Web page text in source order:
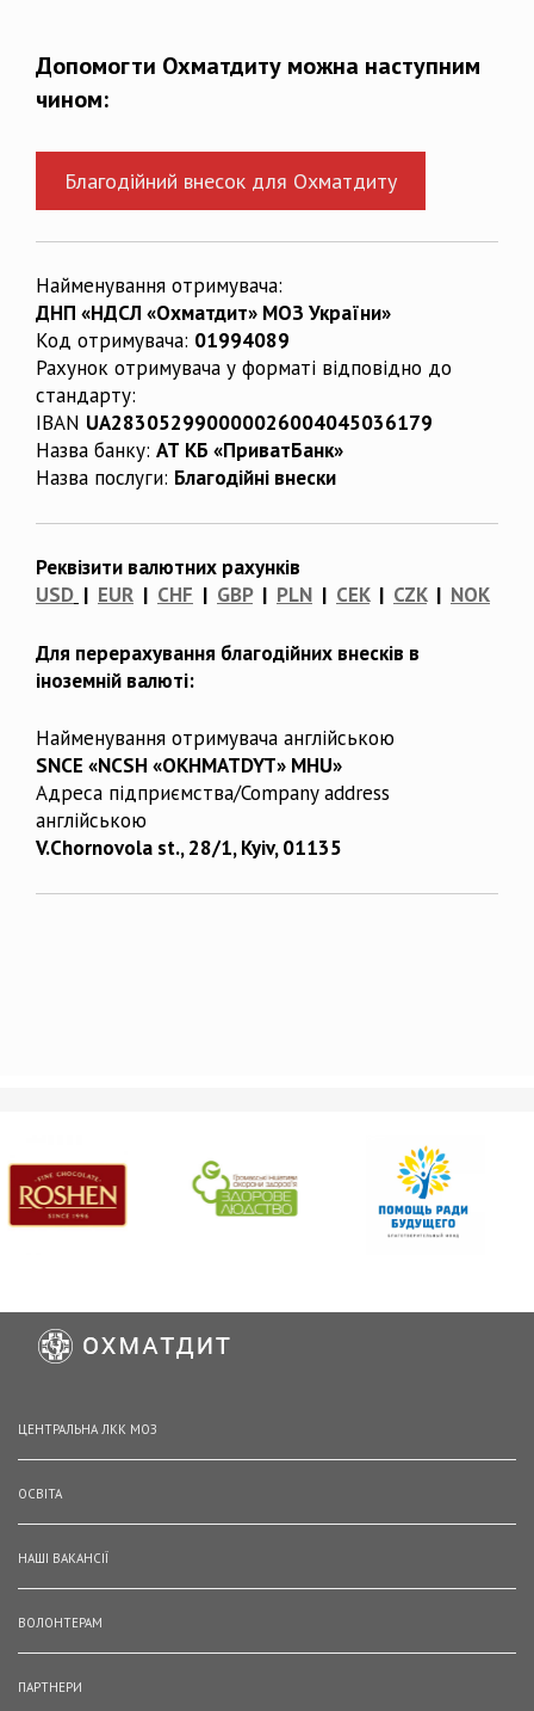
Допомогти Охматдиту можна наступним
чином:
Благодійний внесок для Охматдиту
Найменування отримувача:
ДНП «НДСЛ «Охматдит» МОЗ України»
Код отримувача: 01994089
Рахунок отримувача у форматі відповідно до
стандарту:
IBAN UA283052990000026004045036179
Назва банку: АТ КБ «ПриватБанк»
Назва послуги: Благодійні внески
Реквізити валютних рахунків
USD | EUR | CHF | GBP| PLN | CEK| CZK| NOK
Для перерахування благодійних внесків в
іноземній валюті:
Найменування отримувача англійською
SNCE «NCSH «OKHMATDYT» MHU»
Адреса підприємства/Company address
англійською
V.Chornovola st., 28/1, Kyiv, 01135
ЦЕНТРАЛЬНА ЛКК МОЗ
ОСВІТА
НАШІ ВАКАНСІЇ
ВОЛОНТЕРАМ
ПАРТНЕРИ